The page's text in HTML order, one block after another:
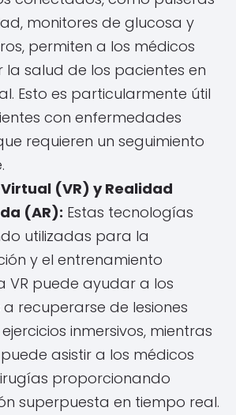
monitores de glucosa y
permiten a los médicos
la salud de los pacientes en
Esto es particularmente útil
con enfermedades
requieren un seguimiento
(VR) y Realidad
(AR): Estas tecnologías
utilizadas para la
y el entrenamiento
VR puede ayudar a los
recuperarse de lesiones
inmersivos, mientras
asistir a los médicos
proporcionando
superpuesta en tiempo real.